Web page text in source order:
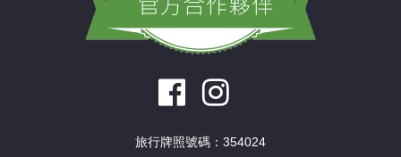
旅行牌照號碼：354024